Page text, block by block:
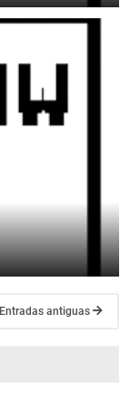
Entradas antiguas